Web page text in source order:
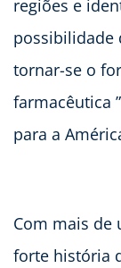
regiões e
possibilidade
tornar-se o
farmacêutica
para a
Com mais de
forte história